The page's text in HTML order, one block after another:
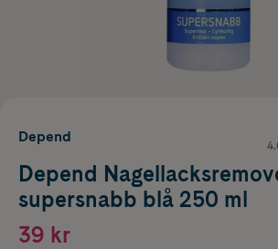
Depend
Depend
supersnabb blå 250 ml
39 kr